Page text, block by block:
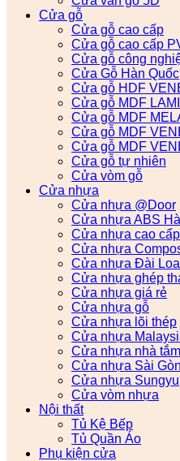
Cửa gỗ
Cửa gỗ cao cấp
Cửa gỗ cao cấp
Cửa gỗ công
Cửa Gỗ Hàn Quốc
Cửa gỗ HDF
Cửa gỗ MDF
Cửa gỗ MDF
Cửa gỗ MDF
Cửa gỗ MDF
Cửa gỗ tự nhiên
Cửa vòm gỗ
Cửa nhựa
Cửa nhựa @Door
Cửa nhựa ABS
Cửa nhựa cao cấp
Cửa nhựa
Cửa nhựa Đài
Cửa nhựa ghép
Cửa nhựa giá rẻ
Cửa nhựa gỗ
Cửa nhựa lõi thép
Cửa nhựa
Cửa nhựa nhà tắm
Cửa nhựa Sài
Cửa nhựa Sungyu
Cửa vòm nhựa
Nội thất
Tủ Kệ Bếp
Tủ Quần Áo
Phụ kiện cửa